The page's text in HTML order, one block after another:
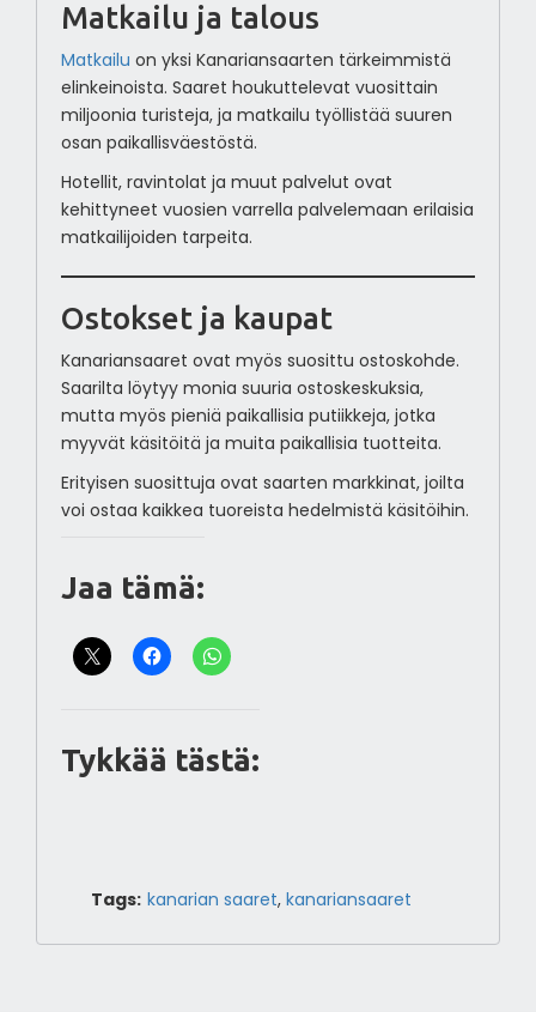
Matkailu ja talous
Matkailu on yksi Kanariansaarten tärkeimmistä
elinkeinoista. Saaret houkuttelevat vuosittain
miljoonia turisteja, ja matkailu työllistää suuren
osan paikallisväestöstä.
Hotellit, ravintolat ja muut palvelut ovat
kehittyneet vuosien varrella palvelemaan erilaisia
matkailijoiden tarpeita.
Ostokset ja kaupat
Kanariansaaret ovat myös suosittu ostoskohde.
Saarilta löytyy monia suuria ostoskeskuksia,
mutta myös pieniä paikallisia putiikkeja, jotka
myyvät käsitöitä ja muita paikallisia tuotteita.
Erityisen suosittuja ovat saarten markkinat, joilta
voi ostaa kaikkea tuoreista hedelmistä käsitöihin.
Jaa tämä:
Tykkää tästä:
Tags: kanarian saaret, kanariansaaret